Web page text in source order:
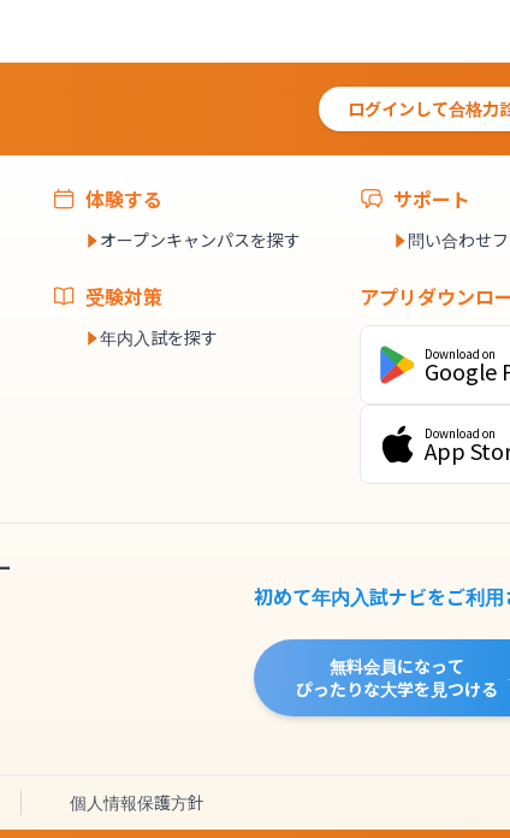
ログインして合格力
体験する
オープンキャンパスを探す
受験対策
年内入試を探す
サポート
問い合わせ
アプリダウンロ
Download on
Google
Download on
App
初めて年内入試ナビをご利
無料会員になって
ぴったりな大学を見つける
個人情報保護方針